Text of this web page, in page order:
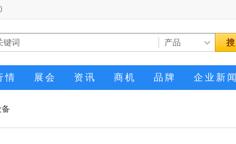
)
情 展会 资讯 商机 品牌 企业新闻